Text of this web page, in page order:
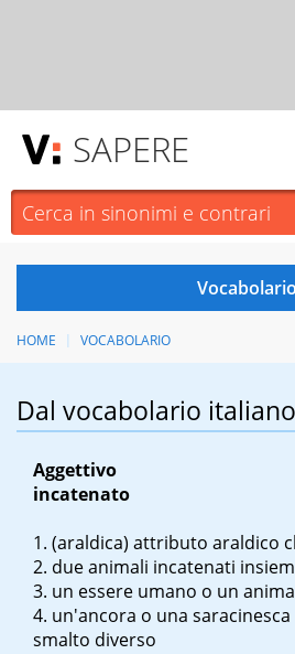
SAPERE
HOME VOCABOLARIO
Dal vocabolario
Aggettivo
incatenato
(araldica) attributo araldico
due animali incatenati
un essere umano o un
un'ancora o una
smalto diverso